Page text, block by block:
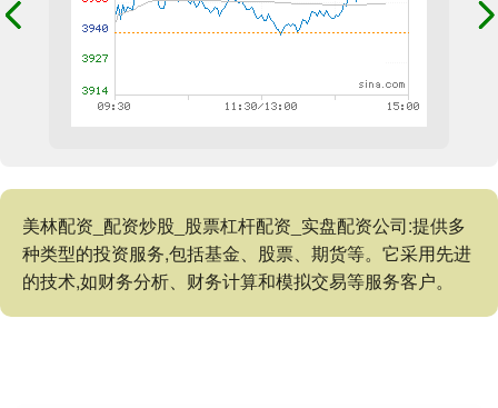
美林配资_配资炒股_股票杠杆配资_实盘配资公司:提供多
种类型的投资服务,包括基金、股票、期货等。它采用先进
的技术,如财务分析、财务计算和模拟交易等服务客户。